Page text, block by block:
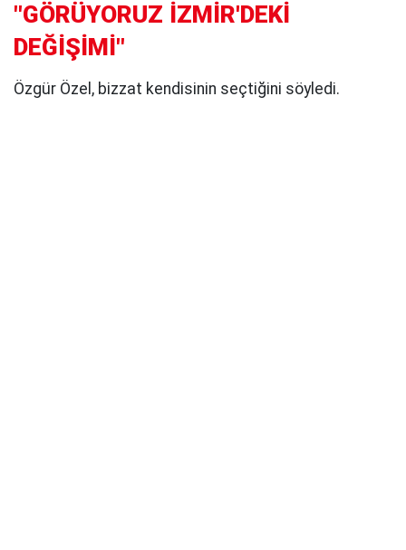
"GÖRÜYORUZ İZMİR'DEKİ
DEĞİŞİMİ"
Özgür Özel, bizzat kendisinin seçtiğini söyledi.